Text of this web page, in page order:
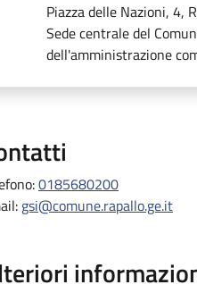
Piazza delle Nazioni, 4,
Sede centrale del
dell'amministrazione
0185680200
gsi@comune.rapallo.ge.it